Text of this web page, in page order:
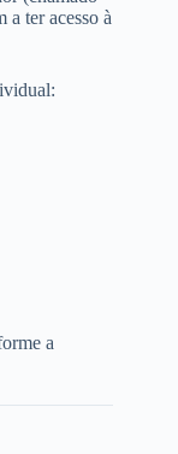
a ter acesso à
a